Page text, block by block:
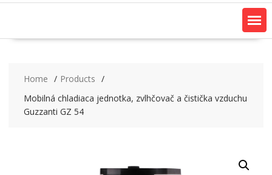
Home
Products
Mobilná chladiaca jednotka, zvlhčovač a čistička vzduchu
Guzzanti GZ 54